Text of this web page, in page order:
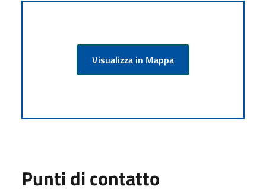
Visualizza in Mappa
Punti di contatto